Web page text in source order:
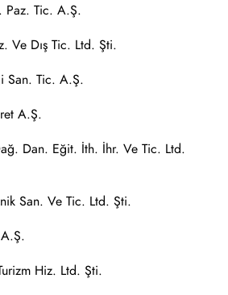
Paz. Tic. A.Ş.
Ve Dış Tic. Ltd. Şti.
San. Tic. A.Ş.
A.Ş.
Dan. Eğit. İth. İhr. Ve Tic. Ltd.
San. Ve Tic. Ltd. Şti.
Hiz. Ltd. Şti.